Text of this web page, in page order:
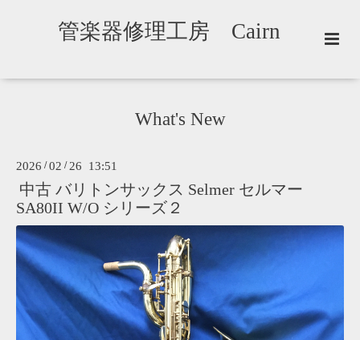
管楽器修理工房 Cairn
What's New
2026 /02 / 26 13:51
中古 バリトンサックス Selmer セルマー
SA80II W/O シリーズ２